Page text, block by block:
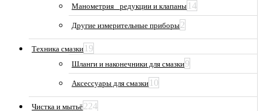
Манометрия_ редукции и клапаны 14
Другие измерительные приборы2
Техника смазки 19
Шланги и наконечники для смазки9
Аксессуары для смазки 10
Чистка и мытьё224